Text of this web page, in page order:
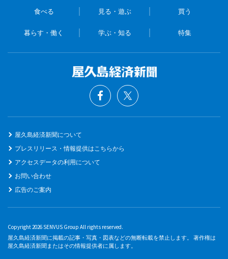
食べる 見る・遊ぶ 買う
暮らす・働く 学ぶ・知る 特集
屋久島経済新聞について
プレスリリース・情報提供はこちらから
アクセスデータの利用について
お問い合わせ
広告のご案内
Copyright 2026 SENVUS Group All rights reserved.
屋久島経済新聞に掲載の記事・写真・図表などの無断転載を禁止します。 著作権は
屋久島経済新聞またはその情報提供者に属します。